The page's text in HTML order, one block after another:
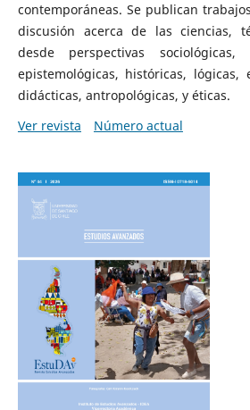
contemporáneas. Se publican
discusión acerca de las ciencias,
desde perspectivas sociológicas,
epistemológicas, históricas, lógicas,
didácticas, antropológicas, y éticas.
Ver revista
Número actual